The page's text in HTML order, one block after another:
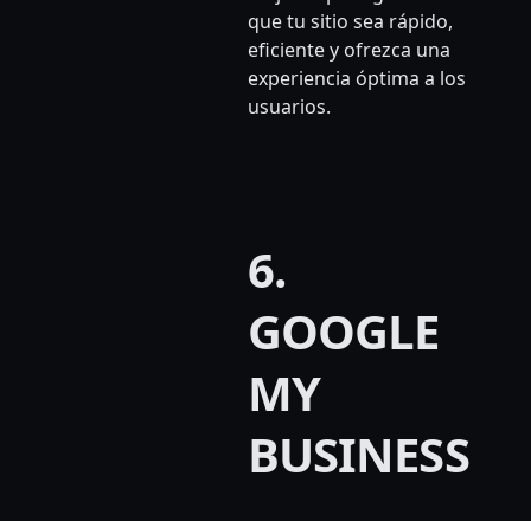
que tu sitio sea rápido,
eficiente y ofrezca una
experiencia óptima a los
usuarios.
6.
GOOGLE
MY
BUSINESS